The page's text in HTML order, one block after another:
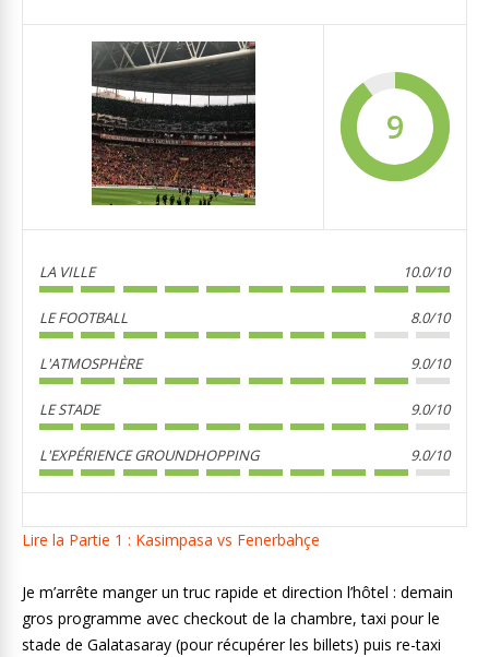
9
LA VILLE 10.0/10
LE FOOTBALL 8.0/10
L'ATMOSPHÈRE 9.0/10
LE STADE 9.0/10
L'EXPÉRIENCE GROUNDHOPPING 9.0/10
Lire la Partie 1 : Kasimpasa vs Fenerbahçe
Je m’arrête manger un truc rapide et direction l’hôtel : demain
gros programme avec checkout de la chambre, taxi pour le
stade de Galatasaray (pour récupérer les billets) puis re-taxi